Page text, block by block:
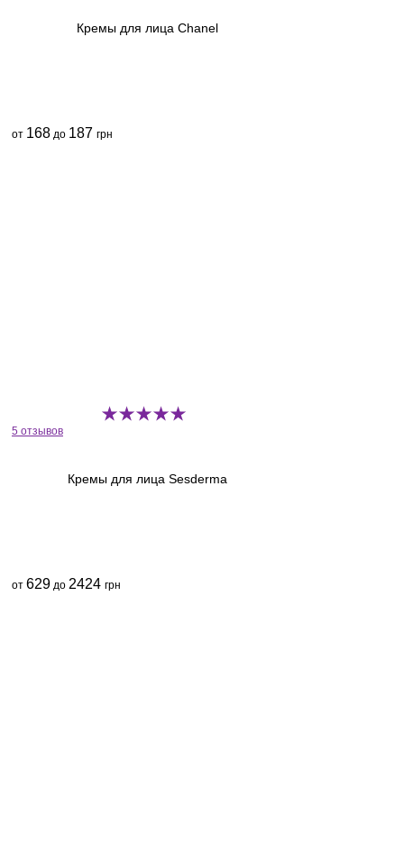
Кремы для лица Chanel
от 168 до 187 грн
5 отзывов
Кремы для лица Sesderma
от 629 до 2424 грн